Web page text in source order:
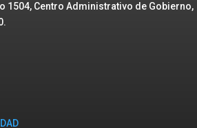
1504, Centro Administrativo de Gobierno,